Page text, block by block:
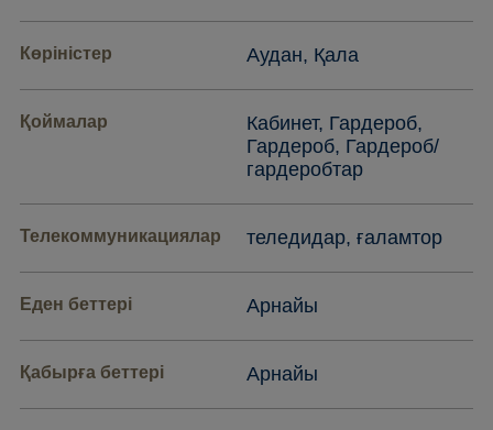
Көріністер Аудан, Қала
Қоймалар
Кабинет, Гардероб,
Гардероб, Гардероб/
гардеробтар
Телекоммуникациялар теледидар, ғаламтор
Еден беттері Арнайы
Қабырға беттері Арнайы